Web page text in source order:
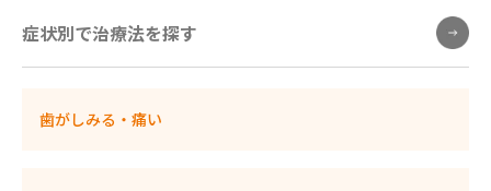
症状別で治療法を探す
歯がしみる・痛い